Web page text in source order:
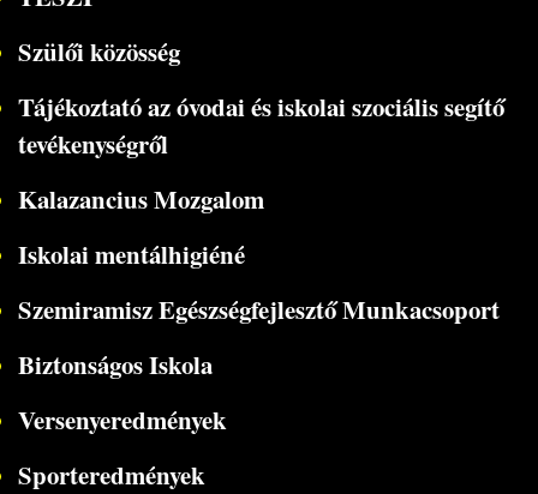
Szülői közösség
Tájékoztató az óvodai és iskolai szociális segítő
tevékenységről
Kalazancius Mozgalom
Iskolai mentálhigiéné
Szemiramisz Egészségfejlesztő Munkacsoport
Biztonságos Iskola
Versenyeredmények
Sporteredmények